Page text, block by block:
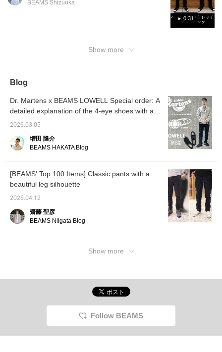
0:31
BEAMS Shizuoka
Show more
Blog
Dr. Martens x BEAMS LOWELL Special order: A
detailed explanation of the 4-eye shoes with a
crazy pattern
2026.03.05
増田 隆介
BEAMS HAKATA Blog
[BEAMS' Top 100 Items] Classic pants with a
beautiful leg silhouette
2025.04.12
齋藤 聖彦
BEAMS Niigata Blog
Show more
Follow BEAMS